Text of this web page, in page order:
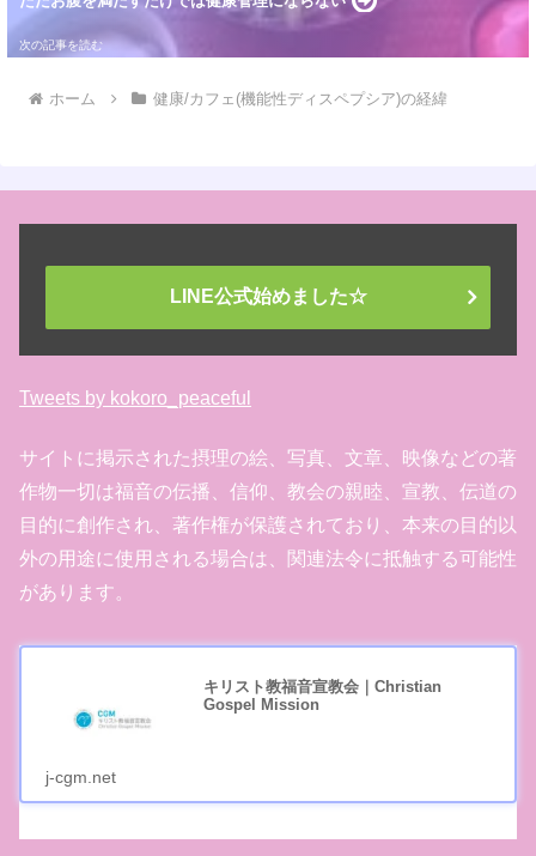
ホーム 健康/カフェ(機能性ディスペプシア)の経緯
LINE公式始めました☆
Tweets by kokoro_peaceful
サイトに掲示された摂理の絵、写真、文章、映像などの著
作物一切は福音の伝播、信仰、教会の親睦、宣教、伝道の
目的に創作され、著作権が保護されており、本来の目的以
外の用途に使用される場合は、関連法令に抵触する可能性
があります。
キリスト教福音宣教会｜Christian
Gospel Mission
j-cgm.net